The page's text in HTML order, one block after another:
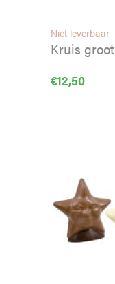
Niet leverbaar
Kruis groot
€12,50